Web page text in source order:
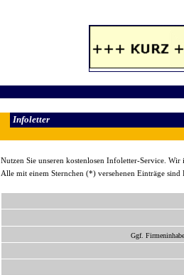
Infoletter
Nutzen Sie unseren kostenlosen Infoletter-Service.
Alle mit einem Sternchen (*) versehenen Einträge sind
Ggf.